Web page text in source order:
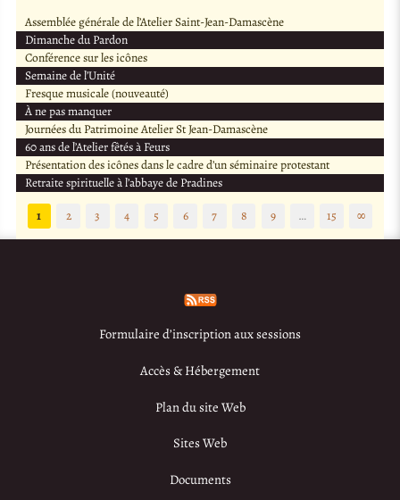
Assemblée générale de l’Atelier Saint-Jean-Damascène
Dimanche du Pardon
Conférence sur les icônes
Semaine de l’Unité
Fresque musicale (nouveauté)
À ne pas manquer
Journées du Patrimoine Atelier St Jean-Damascène
60 ans de l’Atelier fêtés à Feurs
Présentation des icônes dans le cadre d’un séminaire protestant
Retraite spirituelle à l’abbaye de Pradines
1
2 3 4 5 6 7 8 9 … 15 ∞
Formulaire d’inscription aux sessions
Accès & Hébergement
Plan du site Web
Sites Web
Documents